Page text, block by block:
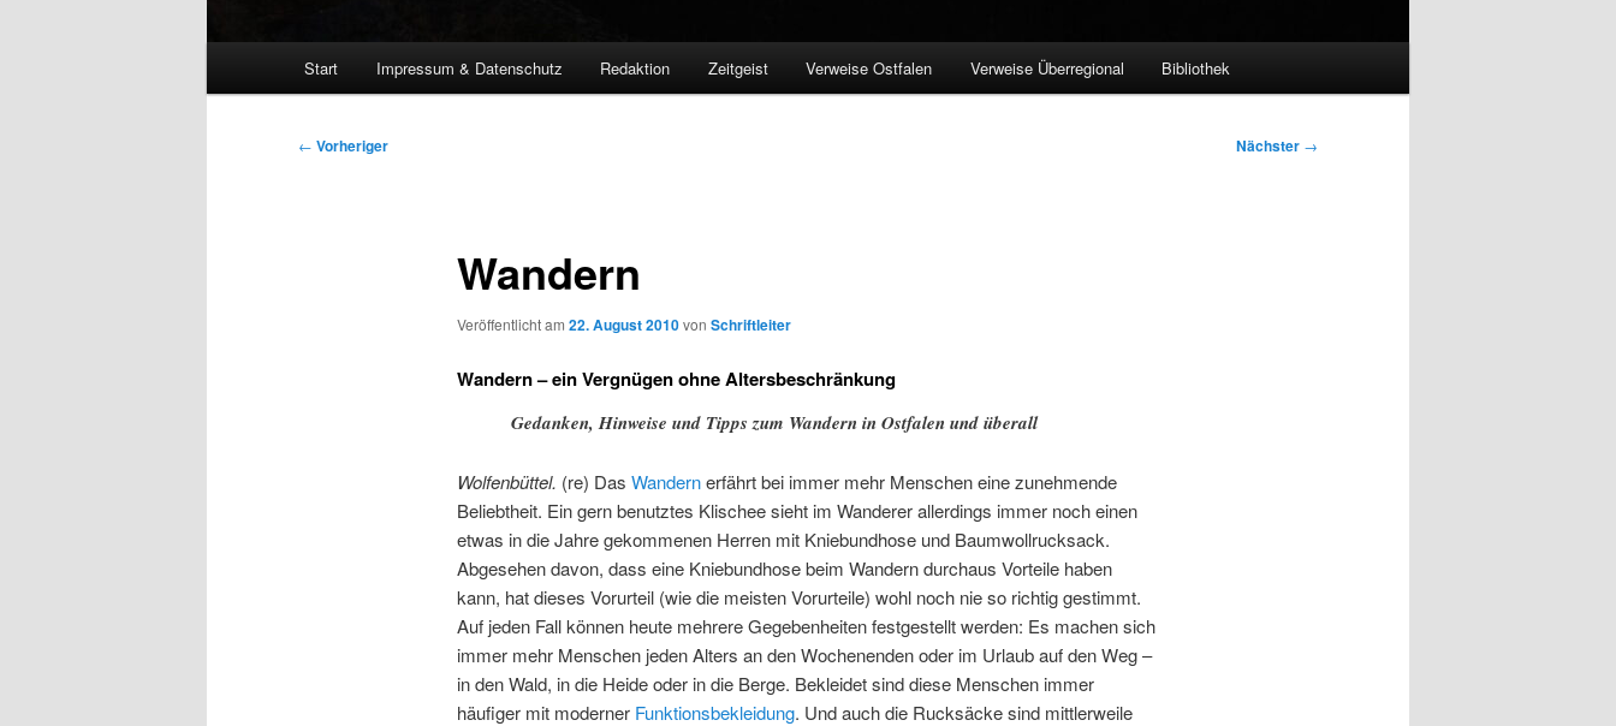
Start Impressum & Datenschutz Redaktion Zeitgeist Verweise Ostfalen Verweise Überregional Bibliothek
Beitragsnavigation
← Vorheriger Nächster →
Wandern
Veröffentlicht am 22. August 2010von Schriftleiter
Wandern – ein Vergnügen ohne Altersbeschränkung
Gedanken, Hinweise und Tipps zum Wandern in Ostfalen und überall
Wolfenbüttel. (re) Das Wandernerfährt bei immer mehr Menschen eine zunehmende
Beliebtheit. Ein gern benutztes Klischee sieht im Wanderer allerdings immer noch einen
etwas in die Jahre gekommenen Herren mit Kniebundhose und Baumwollrucksack.
Abgesehen davon, dass eine Kniebundhose beim Wandern durchaus Vorteile haben
kann, hat dieses Vorurteil (wie die meisten Vorurteile) wohl noch nie so richtig gestimmt.
Auf jeden Fall können heute mehrere Gegebenheiten festgestellt werden: Es machen sich
immer mehr Menschen jeden Alters an den Wochenenden oder im Urlaub auf den Weg –
in den Wald, in die Heide oder in die Berge. Bekleidet sind diese Menschen immer
häufiger mit moderner Funktionsbekleidung. Und auch die Rucksäcke sind mittlerweile